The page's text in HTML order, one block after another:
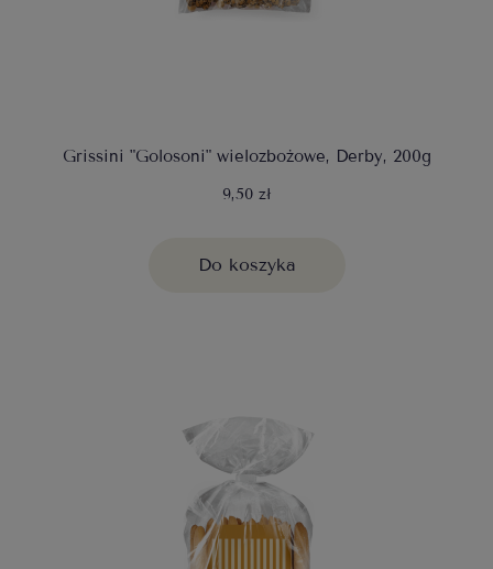
Grissini "Golosoni" wielozbożowe, Derby, 200g
9,50 zł
Do koszyka